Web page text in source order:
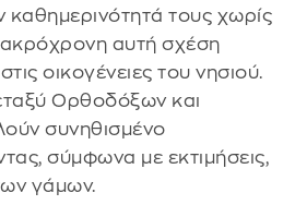
τους χωρίς
αυτή σχέση
οικογένειες του νησιού.
Ορθοδόξων και
συνηθισμένο
σύμφωνα με εκτιμήσεις,
γάμων.